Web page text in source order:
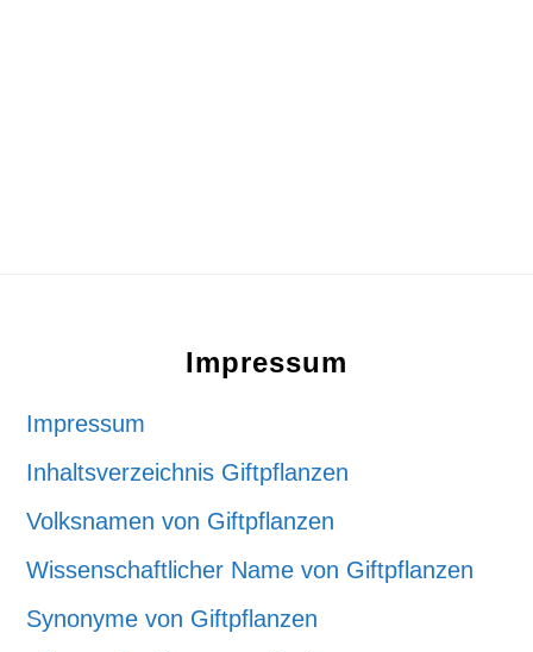
Impressum
Impressum
Inhaltsverzeichnis Giftpflanzen
Volksnamen von Giftpflanzen
Wissenschaftlicher Name von Giftpflanzen
Synonyme von Giftpflanzen